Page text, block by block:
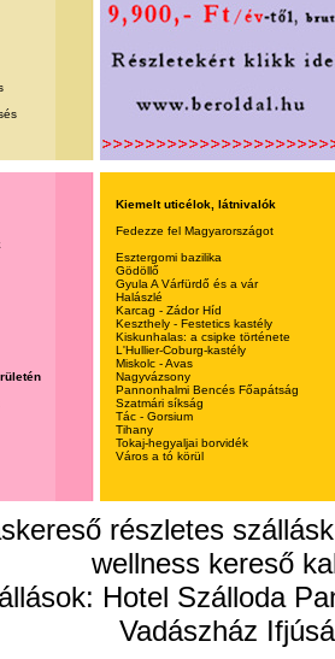
Kiemelt uticélok, látnivalók
Fedezze fel Magyarországot
Esztergomi bazilika
Gödöllő
Gyula A Várfürdő és a vár
Halászlé
Karcag - Zádor Híd
Keszthely - Festetics kastély
Kiskunhalas: a csipke története
L'Hullier-Coburg-kastély
Miskolc - Avas
Nagyvázsony
Pannonhalmi Bencés Főapátság
Szatmári síkság
Tác - Gorsium
Tihany
Tokaj-hegyaljai borvidék
Város a tó körül
részletes
wellness kereső
Hotel Szálloda
Vadászház